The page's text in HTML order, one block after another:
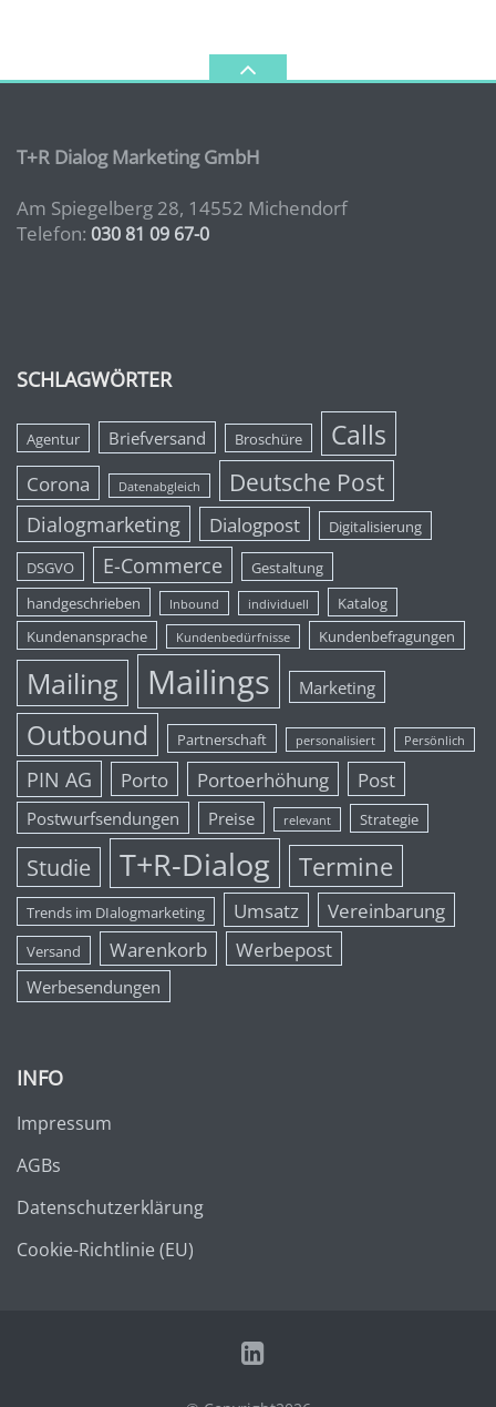
T+R Dialog Marketing GmbH
Am Spiegelberg 28, 14552 Michendorf
Telefon: 030 81 09 67-0
SCHLAGWÖRTER
Agentur Briefversand Broschüre Calls
Corona Datenabgleich Deutsche Post
Dialogmarketing Dialogpost Digitalisierung
DSGVO E-Commerce
Gestaltung
handgeschrieben
Inbound individuell
Katalog
Kundenansprache
Kundenbedürfnisse Kundenbefragungen
Mailing Mailings Marketing
Outbound Partnerschaft personalisiert Persönlich
PIN AG Porto Portoerhöhung Post
Postwurfsendungen Preise relevant Strategie
Studie T+R-Dialog Termine
Trends im DIalogmarketing Umsatz Vereinbarung
Versand Warenkorb Werbepost
Werbesendungen
INFO
Impressum
AGBs
Datenschutzerklärung
Cookie-Richtlinie (EU)